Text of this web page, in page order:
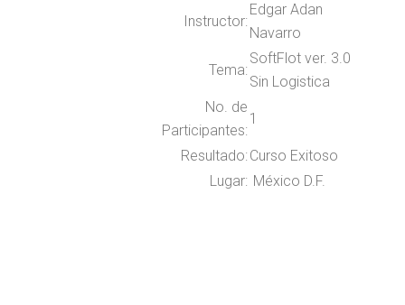
Instructor:
Edgar Adan
Navarro
Tema:
SoftFlot ver. 3.0
Sin Logistica
No. de
Participantes:
1
Resultado: Curso Exitoso
Lugar: México D.F.